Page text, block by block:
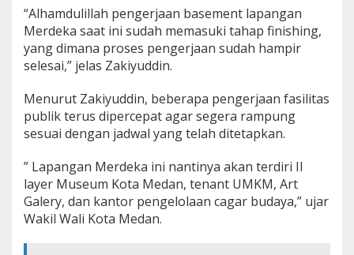
:
A
l
h
a
d
u
l
i
l
a
h
P
e
“Alhamdulillah pengerjaan basement lapangan
Merdeka saat ini sudah memasuki tahap finishing,
yang dimana proses pengerjaan sudah hampir
selesai,” jelas Zakiyuddin.
Menurut Zakiyuddin, beberapa pengerjaan fasilitas
publik terus dipercepat agar segera rampung
sesuai dengan jadwal yang telah ditetapkan.
” Lapangan Merdeka ini nantinya akan terdiri II
layer Museum Kota Medan, tenant UMKM, Art
Galery, dan kantor pengelolaan cagar budaya,” ujar
Wakil Wali Kota Medan.